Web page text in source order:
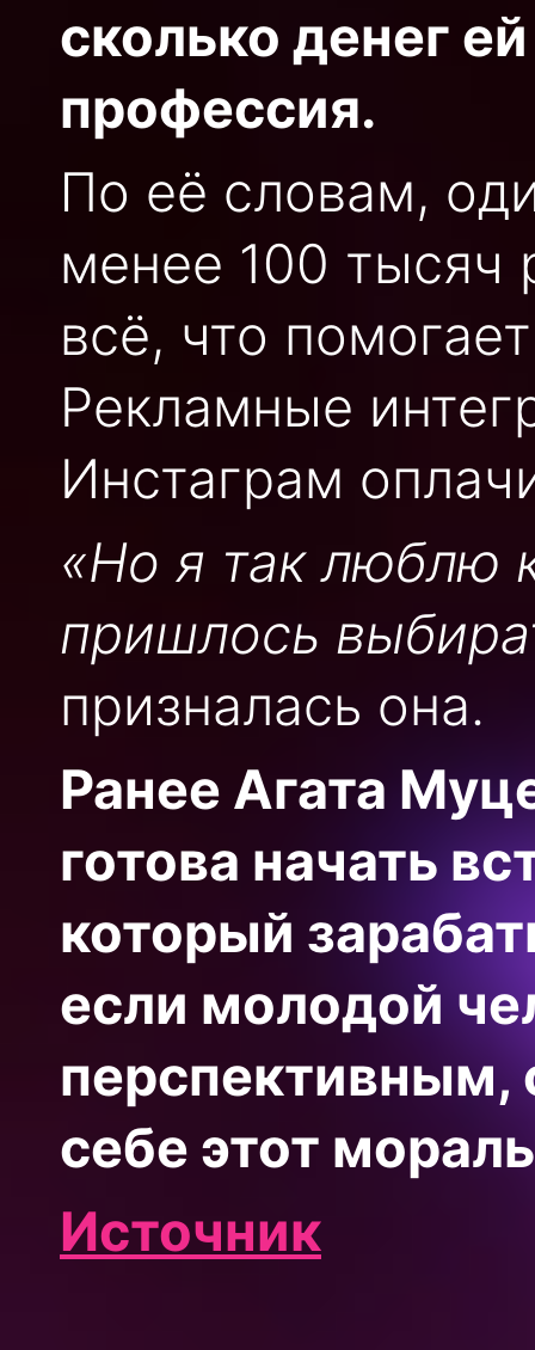
сколько денег
профессия.
По её словам,
менее 100 тысяч
всё, что
Рекламные
Инстаграм
«Но я так люблю
пришлось
призналась она.
Ранее Агата
готова начать
который
если молодой
перспективным,
себе этот
Источник